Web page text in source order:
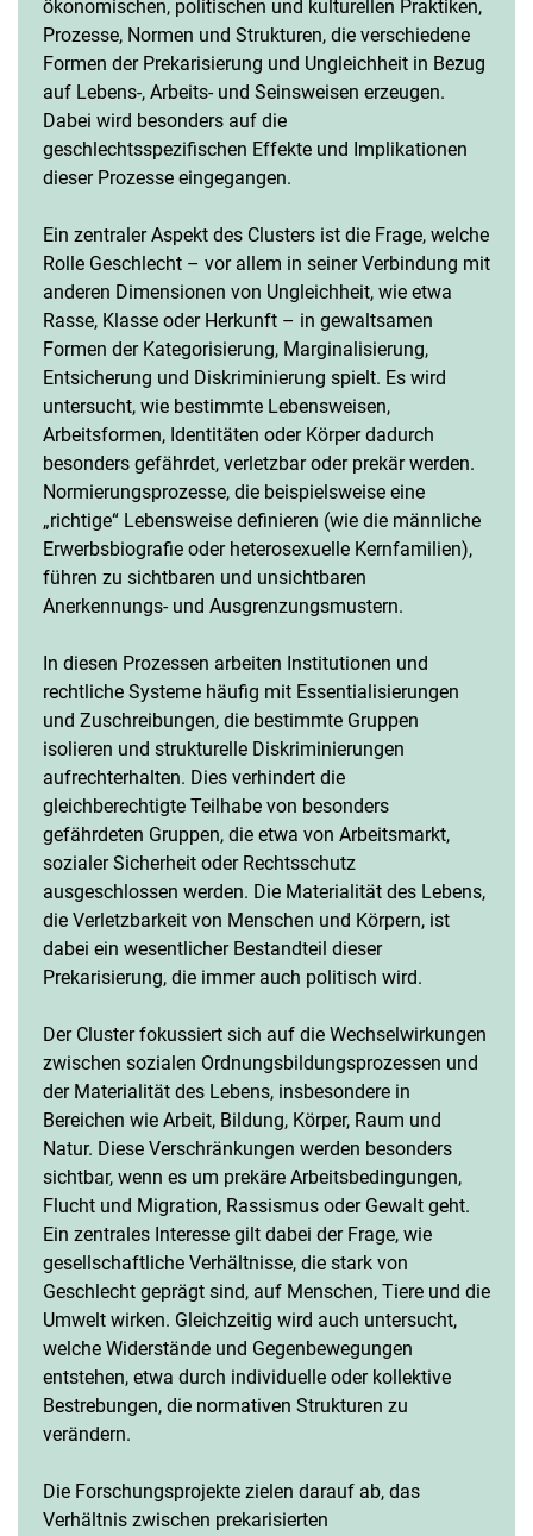
ökonomischen, politischen und kulturellen Praktiken,
Prozesse, Normen und Strukturen, die verschiedene
Formen der Prekarisierung und Ungleichheit in Bezug
auf Lebens-, Arbeits- und Seinsweisen erzeugen.
Dabei wird besonders auf die
geschlechtsspezifischen Effekte und Implikationen
dieser Prozesse eingegangen.
Ein zentraler Aspekt des Clusters ist die Frage, welche
Rolle Geschlecht – vor allem in seiner Verbindung mit
anderen Dimensionen von Ungleichheit, wie etwa
Rasse, Klasse oder Herkunft – in gewaltsamen
Formen der Kategorisierung, Marginalisierung,
Entsicherung und Diskriminierung spielt. Es wird
untersucht, wie bestimmte Lebensweisen,
Arbeitsformen, Identitäten oder Körper dadurch
besonders gefährdet, verletzbar oder prekär werden.
Normierungsprozesse, die beispielsweise eine
„richtige“ Lebensweise definieren (wie die männliche
Erwerbsbiografie oder heterosexuelle Kernfamilien),
führen zu sichtbaren und unsichtbaren
Anerkennungs- und Ausgrenzungsmustern.
In diesen Prozessen arbeiten Institutionen und
rechtliche Systeme häufig mit Essentialisierungen
und Zuschreibungen, die bestimmte Gruppen
isolieren und strukturelle Diskriminierungen
aufrechterhalten. Dies verhindert die
gleichberechtigte Teilhabe von besonders
gefährdeten Gruppen, die etwa von Arbeitsmarkt,
sozialer Sicherheit oder Rechtsschutz
ausgeschlossen werden. Die Materialität des Lebens,
die Verletzbarkeit von Menschen und Körpern, ist
dabei ein wesentlicher Bestandteil dieser
Prekarisierung, die immer auch politisch wird.
Der Cluster fokussiert sich auf die Wechselwirkungen
zwischen sozialen Ordnungsbildungsprozessen und
der Materialität des Lebens, insbesondere in
Bereichen wie Arbeit, Bildung, Körper, Raum und
Natur. Diese Verschränkungen werden besonders
sichtbar, wenn es um prekäre Arbeitsbedingungen,
Flucht und Migration, Rassismus oder Gewalt geht.
Ein zentrales Interesse gilt dabei der Frage, wie
gesellschaftliche Verhältnisse, die stark von
Geschlecht geprägt sind, auf Menschen, Tiere und die
Umwelt wirken. Gleichzeitig wird auch untersucht,
welche Widerstände und Gegenbewegungen
entstehen, etwa durch individuelle oder kollektive
Bestrebungen, die normativen Strukturen zu
verändern.
Die Forschungsprojekte zielen darauf ab, das
Verhältnis zwischen prekarisierten